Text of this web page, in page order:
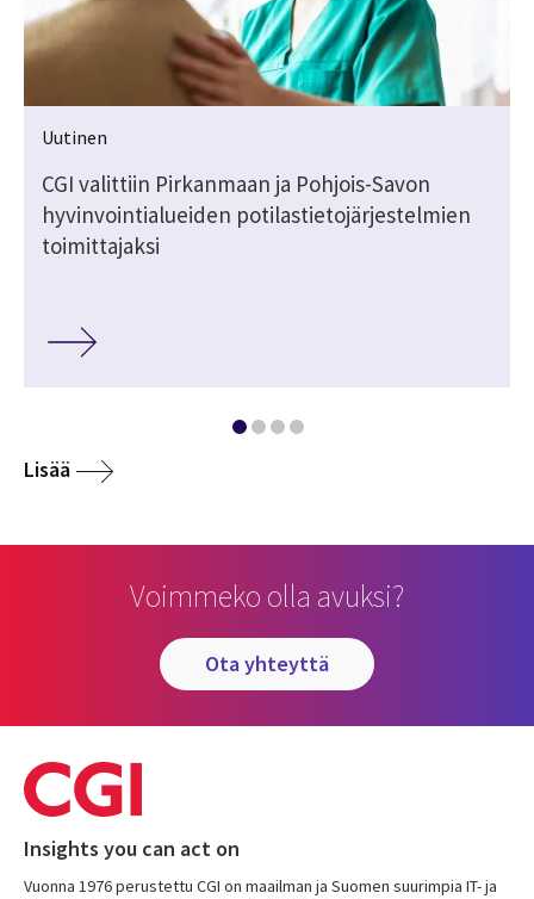
Uutinen
CGI valittiin Pirkanmaan ja Pohjois-Savon
hyvinvointialueiden potilastietojärjestelmien
toimittajaksi
Lisää
Voimmeko olla avuksi?
ota yhteyttä
Insights you can act on
Vuonna 1976 perustettu CGI on maailman ja Suomen suurimpia IT- ja